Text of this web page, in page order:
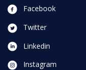
Facebook
Twitter
Linkedin
Instagram